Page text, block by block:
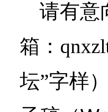
请有意
箱：
坛”字样）